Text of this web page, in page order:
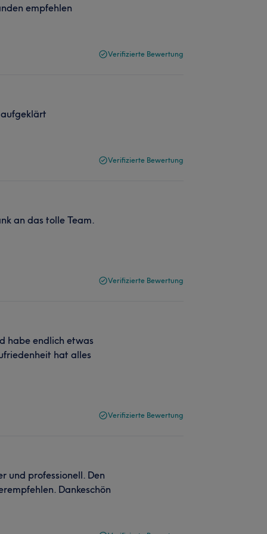
empfehlen
Verifizierte Bewertung
Verifizierte Bewertung
an das tolle Team.
Verifizierte Bewertung
habe endlich etwas
hat alles
Verifizierte Bewertung
und professionell. Den
Dankeschön